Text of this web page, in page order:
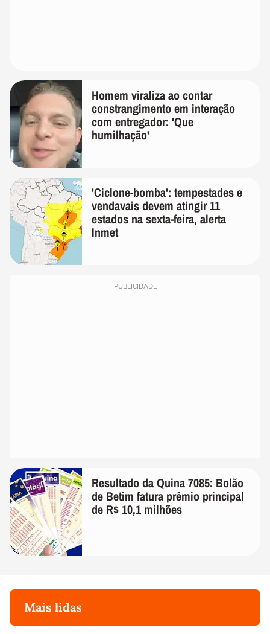
Homem viraliza ao contar
constrangimento em interação
com entregador: 'Que
humilhação'
'Ciclone-bomba': tempestades e
vendavais devem atingir 11
estados na sexta-feira, alerta
Inmet
PUBLICIDADE
Resultado da Quina 7085: Bolão
de Betim fatura prêmio principal
de R$ 10,1 milhões
Mais lidas